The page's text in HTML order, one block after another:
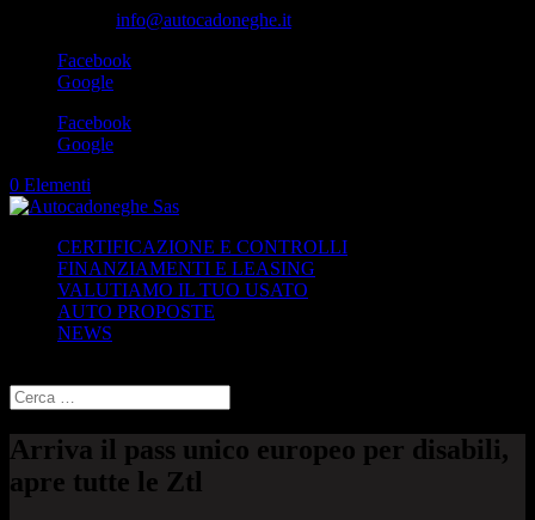
info@autocadoneghe.it
Facebook
Google
Facebook
Google
0 Elementi
CERTIFICAZIONE E CONTROLLI
FINANZIAMENTI E LEASING
VALUTIAMO IL TUO USATO
AUTO PROPOSTE
NEWS
Arriva il pass unico europeo per disabili,
apre tutte le Ztl